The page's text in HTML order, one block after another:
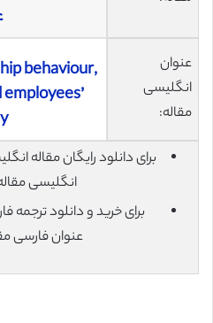
عنوان
انگلیسی
مقاله:
behaviour,
انگلیسی
برای خرید و دانلود ترجمه
عنوان فارسی